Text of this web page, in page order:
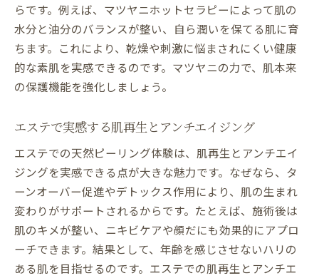
らです。例えば、マツヤニホットセラピーによって肌の
水分と油分のバランスが整い、自ら潤いを保てる肌に育
ちます。これにより、乾燥や刺激に悩まされにくい健康
的な素肌を実感できるのです。マツヤニの力で、肌本来
の保護機能を強化しましょう。
エステで実感する肌再生とアンチエイジング
エステでの天然ピーリング体験は、肌再生とアンチエイ
ジングを実感できる点が大きな魅力です。なぜなら、タ
ーンオーバー促進やデトックス作用により、肌の生まれ
変わりがサポートされるからです。たとえば、施術後は
肌のキメが整い、ニキビケアや顔だにも効果的にアプロ
ーチできます。結果として、年齢を感じさせないハリの
ある肌を目指せるのです。エステでの肌再生とアンチエ